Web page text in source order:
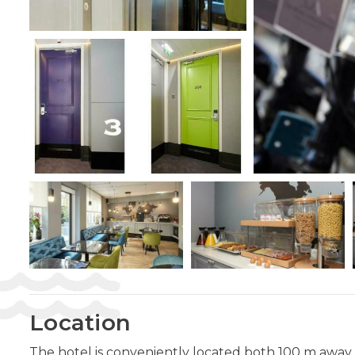
Location